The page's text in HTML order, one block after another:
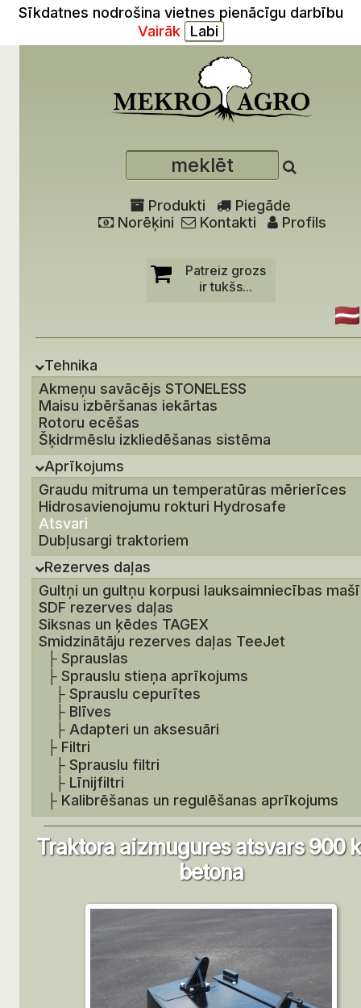
Sīkdatnes nodrošina vietnes pienācīgu darbību
Vairāk
Produkti
Piegāde
Norēķini
Kontakti Profils
Patreiz grozs
ir tukšs...
Tehnika
Akmeņu savācējs STONELESS
Maisu izbēršanas iekārtas
Rotoru ecēšas
Šķidrmēslu izkliedēšanas sistēma
Aprīkojums
Graudu mitruma un temperatūras mērierīces
Hidrosavienojumu rokturi Hydrosafe
Atsvari
Dubļusargi traktoriem
Rezerves daļas
Gultņi un gultņu korpusi lauksaimniecības
SDF rezerves daļas
Siksnas un ķēdes TAGEX
Smidzinātāju rezerves daļas TeeJet
├Sprauslas
├Sprauslu stieņa aprīkojums
├Sprauslu cepurītes
├ Blīves
├ Adapteri un aksesuāri
├ Filtri
├Sprauslu filtri
├ Līnijfiltri
├ Kalibrēšanas un regulēšanas aprīkojums
Traktora aizmugures atsvars 900
betona